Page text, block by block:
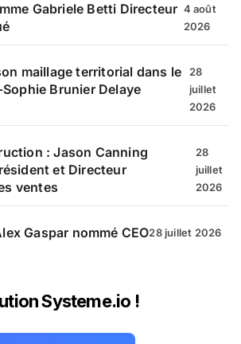
Gabriele Betti Directeur 4 août
2026
maillage territorial dans le
Brunier Delaye
28
juillet
2026
: Jason Canning
et Directeur
ventes
28
juillet
2026
Gaspar nommé CEO28 juillet 2026
Systeme.io !